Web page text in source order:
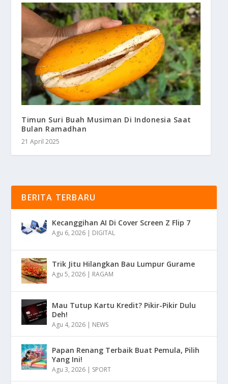
Timun Suri Buah Musiman Di Indonesia Saat
Bulan Ramadhan
21 April 2025
BERITA TERBARU
Kecanggihan AI Di Cover Screen Z Flip 7
Agu 6, 2026 | DIGITAL
Trik Jitu Hilangkan Bau Lumpur Gurame
Agu 5, 2026 | RAGAM
Mau Tutup Kartu Kredit? Pikir-Pikir Dulu
Deh!
Agu 4, 2026 | NEWS
Papan Renang Terbaik Buat Pemula, Pilih
Yang Ini!
Agu 3, 2026 | SPORT